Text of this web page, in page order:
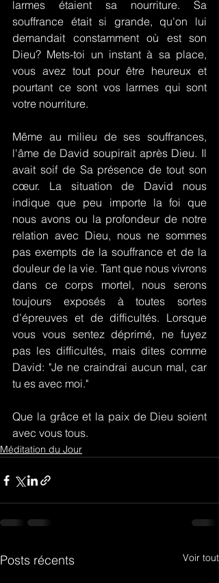
larmes étaient sa nourriture. Sa
souffrance était si grande, qu'on lui
demandait constamment où est son
Dieu? Mets-toi un instant à sa place,
vous avez tout pour être heureux et
pourtant ce sont vos larmes qui sont
votre nourriture.
Même au milieu de ses souffrances,
l'âme de David soupirait après Dieu. Il
avait soif de Sa présence de tout son
cœur. La situation de David nous
indique que peu importe la foi que
nous avons ou la profondeur de notre
relation avec Dieu, nous ne sommes
pas exempts de la souffrance et de la
douleur de la vie. Tant que nous vivrons
dans ce corps mortel, nous serons
toujours exposés à toutes sortes
d’épreuves et de difficultés. Lorsque
vous vous sentez déprimé, ne fuyez
pas les difficultés, mais dites comme
David: "Je ne craindrai aucun mal, car
tu es avec moi."
Que la grâce et la paix de Dieu soient
avec vous tous.
Méditation du Jour
Posts récents Voir tout